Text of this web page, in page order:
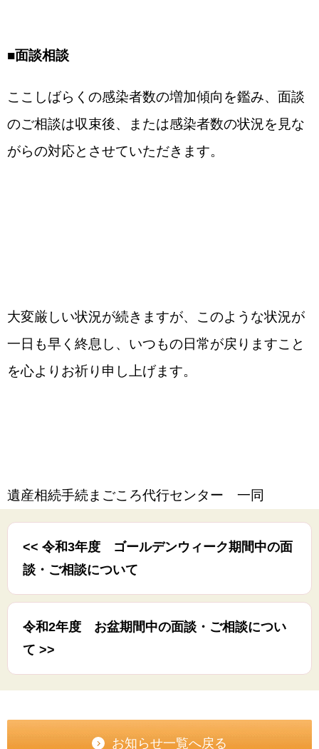
■面談相談
ここしばらくの感染者数の増加傾向を鑑み、面談
のご相談は収束後、または感染者数の状況を見な
がらの対応とさせていただきます。
大変厳しい状況が続きますが、このような状況が
一日も早く終息し、いつもの日常が戻りますこと
を心よりお祈り申し上げます。
遺産相続手続まごころ代行センター 一同
令和2年度 お盆期間中の面談・ご相談につい
て >>
<< 令和3年度 ゴールデンウィーク期間中の面
談・ご相談について
お知らせ一覧へ戻る